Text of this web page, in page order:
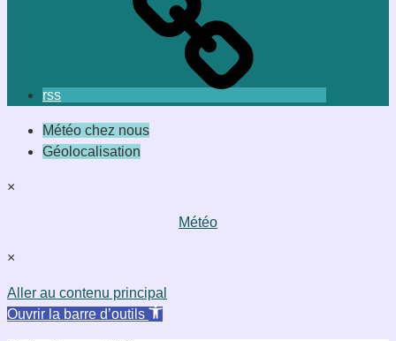
rss
Météo chez nous
Géolocalisation
×
Météo
×
Aller au contenu principal
Ouvrir la barre d’outils